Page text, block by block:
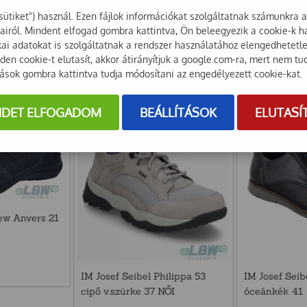
02 cipő
IM Josef Seibel Jonah 02 cipő
szürke 37 NŐI
31 623Ft
24 900Ft + Áfa
IM Josef
cipő fekete
32 900Ft
25 906Ft+ Áfa
Anvers 21
IM Josef Seibel Philippa 53
cipő v.szürke 37 NŐI
IM Josef
óceánkék 41
használ. Ezen fájlok információkat szolgáltatnak számunkra
Mindent elfogad gombra kattintva, Ön beleegyezik a cookie-k
adatokat is szolgáltatnak a rendszer használatához
cookie-t elutasít, akkor átirányítjuk a google.com-ra, mert nem
gombra kattintva tudja módosítani az engedélyezett cookie-kat.
ELFOGADOM BEÁLLÍTÁSOK